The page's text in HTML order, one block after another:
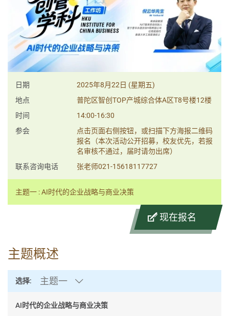
日期
2025年8月22日 (星期五)
地点
普陀区智创TOP产城综合体A区T8号楼12楼
时间
14:00-16:30
参会
点击页面右侧按钮，或扫描下方海报二维码
报名（本次活动公开招募，校友优先，若报
名审核不通过，届时请勿出席）
联系咨询电话
张老师021-15618117727
主题一 : AI时代的企业战略与商业决策
现在报名
主题概述
选择: 主题一
AI时代的企业战略与商业决策